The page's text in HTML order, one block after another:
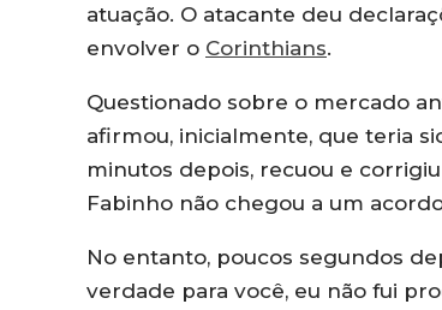
atuação. O atacante deu
envolver o Corinthians.
Questionado sobre o mercado
afirmou, inicialmente, que teria
minutos depois, recuou e
Fabinho não chegou a um
No entanto, poucos segundos
verdade para você, eu não fui